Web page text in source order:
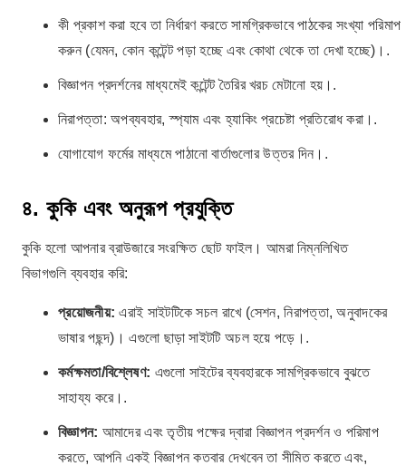
কী প্রকাশ করা হবে তা নির্ধারণ করতে সামগ্রিকভাবে পাঠকের সংখ্যা পরিমাপ
করুন (যেমন, কোন কন্টেন্ট পড়া হচ্ছে এবং কোথা থেকে তা দেখা হচ্ছে)।.
বিজ্ঞাপন প্রদর্শনের মাধ্যমেই কন্টেন্ট তৈরির খরচ মেটানো হয়।.
নিরাপত্তা: অপব্যবহার, স্প্যাম এবং হ্যাকিং প্রচেষ্টা প্রতিরোধ করা।.
যোগাযোগ ফর্মের মাধ্যমে পাঠানো বার্তাগুলোর উত্তর দিন।.
৪. কুকি এবং অনুরূপ প্রযুক্তি
কুকি হলো আপনার ব্রাউজারে সংরক্ষিত ছোট ফাইল। আমরা নিম্নলিখিত
বিভাগগুলি ব্যবহার করি:
প্রয়োজনীয়: এরাই সাইটটিকে সচল রাখে (সেশন, নিরাপত্তা, অনুবাদকের
ভাষার পছন্দ)। এগুলো ছাড়া সাইটটি অচল হয়ে পড়ে।.
কর্মক্ষমতা/বিশ্লেষণ: এগুলো সাইটের ব্যবহারকে সামগ্রিকভাবে বুঝতে
সাহায্য করে।.
বিজ্ঞাপন: আমাদের এবং তৃতীয় পক্ষের দ্বারা বিজ্ঞাপন প্রদর্শন ও পরিমাপ
করতে, আপনি একই বিজ্ঞাপন কতবার দেখবেন তা সীমিত করতে এবং,